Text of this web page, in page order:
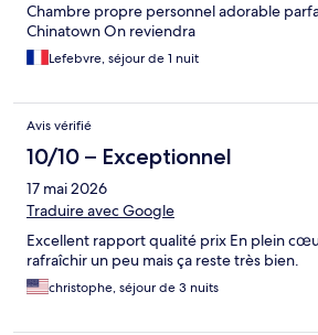
Chambre propre personnel adorable
Chinatown On reviendra
Lefebvre, séjour de 1 nuit
Avis vérifié
10/10 – Exceptionnel
17 mai 2026
Traduire avec Google
Excellent rapport qualité prix En plein
rafraîchir un peu mais ça reste très bien.
christophe, séjour de 3 nuits